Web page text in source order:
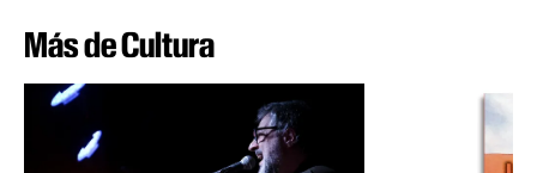
Más de Cultura